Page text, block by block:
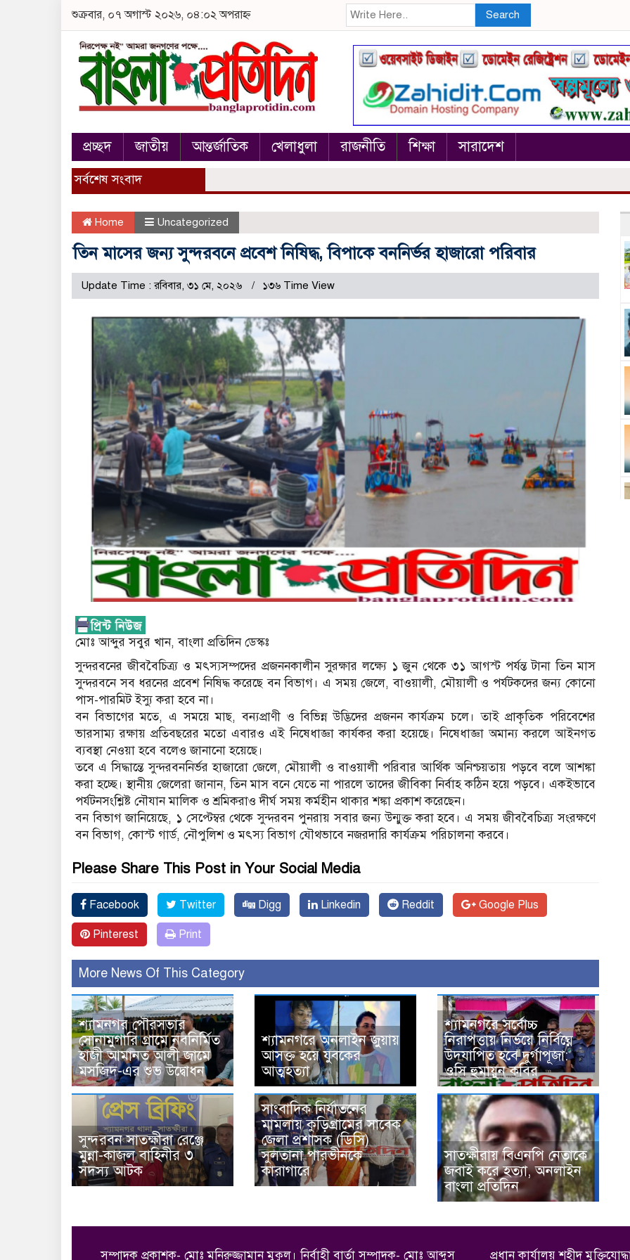
শুক্রবার, ০৭ অগাস্ট ২০২৬, ০৪:০২ অপরাহ্ন Search
প্রচ্ছদ জাতীয় আন্তর্জাতিক খেলাধুলা রাজনীতি শিক্ষা সারাদেশ
সর্বশেষ সংবাদ
Home Uncategorized
তিন মাসের জন্য সুন্দরবনে প্রবেশ নিষিদ্ধ, বিপাকে বননির্ভর হাজারো পরিবার
Update Time : রবিবার, ৩১ মে, ২০২৬ ১৩৬ Time View
মোঃ আব্দুর সবুর খান, বাংলা প্রতিদিন ডেস্কঃ
সুন্দরবনের জীববৈচিত্র্য ও মৎস্যসম্পদের প্রজননকালীন সুরক্ষার লক্ষ্যে ১ জুন থেকে ৩১ আগস্ট পর্যন্ত টানা তিন মাস
সুন্দরবনে সব ধরনের প্রবেশ নিষিদ্ধ করেছে বন বিভাগ। এ সময় জেলে, বাওয়ালী, মৌয়ালী ও পর্যটকদের জন্য কোনো
পাস-পারমিট ইস্যু করা হবে না।
বন বিভাগের মতে, এ সময়ে মাছ, বন্যপ্রাণী ও বিভিন্ন উদ্ভিদের প্রজনন কার্যক্রম চলে। তাই প্রাকৃতিক পরিবেশের
ভারসাম্য রক্ষায় প্রতিবছরের মতো এবারও এই নিষেধাজ্ঞা কার্যকর করা হয়েছে। নিষেধাজ্ঞা অমান্য করলে আইনগত
ব্যবস্থা নেওয়া হবে বলেও জানানো হয়েছে।
তবে এ সিদ্ধান্তে সুন্দরবননির্ভর হাজারো জেলে, মৌয়ালী ও বাওয়ালী পরিবার আর্থিক অনিশ্চয়তায় পড়বে বলে আশঙ্কা
করা হচ্ছে। স্থানীয় জেলেরা জানান, তিন মাস বনে যেতে না পারলে তাদের জীবিকা নির্বাহ কঠিন হয়ে পড়বে। একইভাবে
পর্যটনসংশ্লিষ্ট নৌযান মালিক ও শ্রমিকরাও দীর্ঘ সময় কর্মহীন থাকার শঙ্কা প্রকাশ করেছেন।
বন বিভাগ জানিয়েছে, ১ সেপ্টেম্বর থেকে সুন্দরবন পুনরায় সবার জন্য উন্মুক্ত করা হবে। এ সময় জীববৈচিত্র্য সংরক্ষণে
বন বিভাগ, কোস্ট গার্ড, নৌপুলিশ ও মৎস্য বিভাগ যৌথভাবে নজরদারি কার্যক্রম পরিচালনা করবে।
Please Share This Post in Your Social Media
Facebook Twitter Digg Linkedin Reddit Google Plus
Pinterest Print
More News Of This Category
শ্যামনগর পৌরসভার
সোনামুগারি গ্রামে নবনির্মিত
হাজী আমানত আলী জামে
মসজিদ-এর শুভ উদ্বোধন
শ্যামনগরে অনলাইন জুয়ায়
আসক্ত হয়ে যুবকের
আত্মহত্যা
শ্যামনগরে সর্বোচ্চ
নিরাপত্তায় নির্ভয়ে নির্বিঘ্নে
উদযাপিত হবে দুর্গাপূজা:
ওসি হুমায়ুন কবির
সুন্দরবন সাতক্ষীরা রেঞ্জে
মুন্না-কাজল বাহিনীর ৩
সদস্য আটক
সাংবাদিক নির্যাতনের
মামলায় কুড়িগ্রামের সাবেক
জেলা প্রশাসক (ডিসি)
সুলতানা পারভীনকে
কারাগারে
সাতক্ষীরায় বিএনপি নেতাকে
জবাই করে হত্যা, অনলাইন
বাংলা প্রতিদিন
সম্পাদক প্রকাশক- মোঃ মনিরুজ্জামান মুকুল। নির্বাহী বার্তা সম্পাদক- মোঃ আব্দুস প্রধান কার্যালয় শহীদ